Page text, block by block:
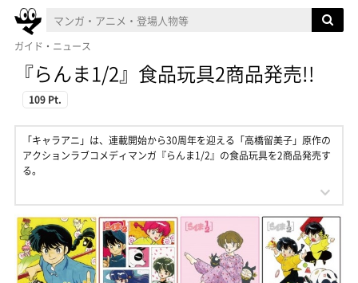
ガイド・ニュース
『らんま1/2』食品玩具2商品発売!!
109 Pt.
「キャラアニ」は、連載開始から30周年を迎える「高橋留美子」原作の
アクションラブコメディマンガ『らんま1/2』の食品玩具を2商品発売す
る。